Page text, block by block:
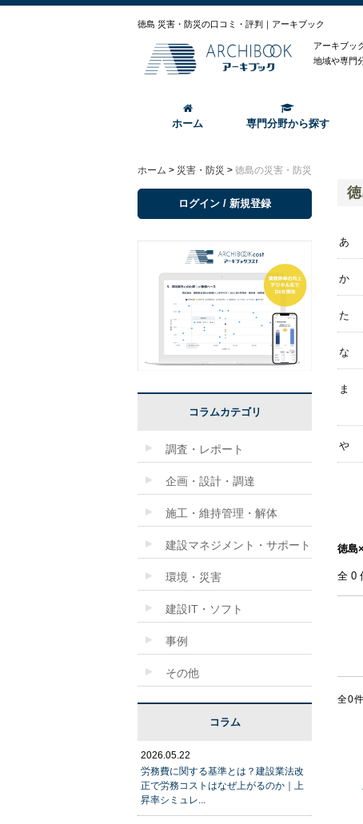
徳島 災害・防災の口コミ・評判｜アーキブック
アーキブッ
地域や専門
ホーム 専門分野から探す
ホーム > 災害・防災 > 徳島の災害・防災
あ
か
た
な
ま
や
徳島
全0
全0
ログイン / 新規登録
コラムカテゴリ
調査・レポート
企画・設計・調達
施工・維持管理・解体
建設マネジメント・サポート
環境・災害
建設IT・ソフト
事例
その他
コラム
2026.05.22
労務費に関する基準とは？建設業法改
正で労務コストはなぜ上がるのか｜上
昇率シミュレ...